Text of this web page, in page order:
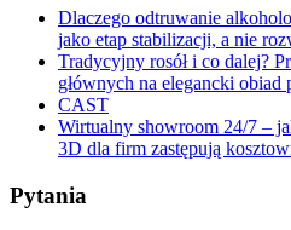
Dlaczego odtruwanie
jako etap stabilizacji, a nie
Tradycyjny rosół i co dalej?
głównych na elegancki obiad
CAST
Wirtualny showroom 24/7 –
3D dla firm zastępują
Pytania